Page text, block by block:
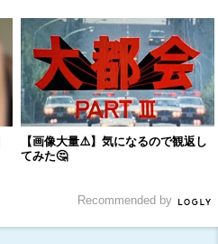
【画像大量⚠️】気になるので観返し
てみた🤔
Recommended by